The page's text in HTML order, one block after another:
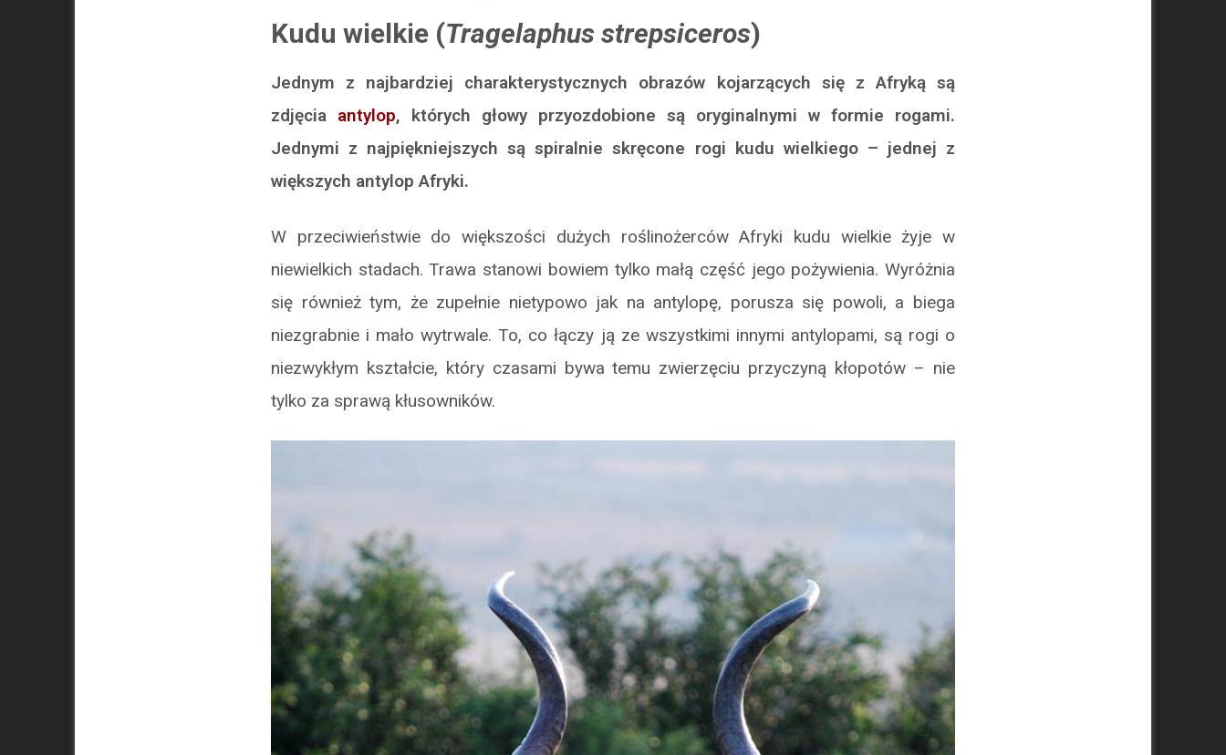
Kudu wielkie (Tragelaphus strepsiceros)
Jednym z najbardziej charakterystycznych obrazów kojarzących się z Afryką są
zdjęcia antylop, których głowy przyozdobione są oryginalnymi w formie rogami.
Jednymi z najpiękniejszych są spiralnie skręcone rogi kudu wielkiego – jednej z
większych antylop Afryki.
W przeciwieństwie do większości dużych roślinożerców Afryki kudu wielkie żyje w
niewielkich stadach. Trawa stanowi bowiem tylko małą część jego pożywienia. Wyróżnia
się również tym, że zupełnie nietypowo jak na antylopę, porusza się powoli, a biega
niezgrabnie i mało wytrwale. To, co łączy ją ze wszystkimi innymi antylopami, są rogi o
niezwykłym kształcie, który czasami bywa temu zwierzęciu przyczyną kłopotów – nie
tylko za sprawą kłusowników.